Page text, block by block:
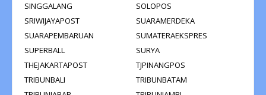
SINGGALANG
SOLOPOS
SRIWIJAYAPOST
SUARAMERDEKA
SUARAPEMBARUAN
SUMATERAEKSPRES
SUPERBALL
SURYA
THEJAKARTAPOST
TJPINANGPOS
TRIBUNBALI
TRIBUNBATAM